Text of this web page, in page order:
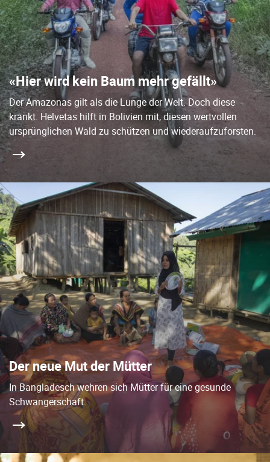
«Hier wird kein Baum mehr gefällt»
Der Amazonas gilt als die Lunge der Welt. Doch diese
krankt. Helvetas hilft in Bolivien mit, diesen wertvollen
ursprünglichen Wald zu schützen und wiederaufzuforsten.
Der neue Mut der Mütter
In Bangladesch wehren sich Mütter für eine gesunde
Schwangerschaft.